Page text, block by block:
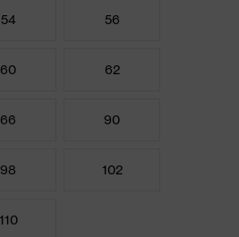
54 56
60 62
66 90
98 102
110